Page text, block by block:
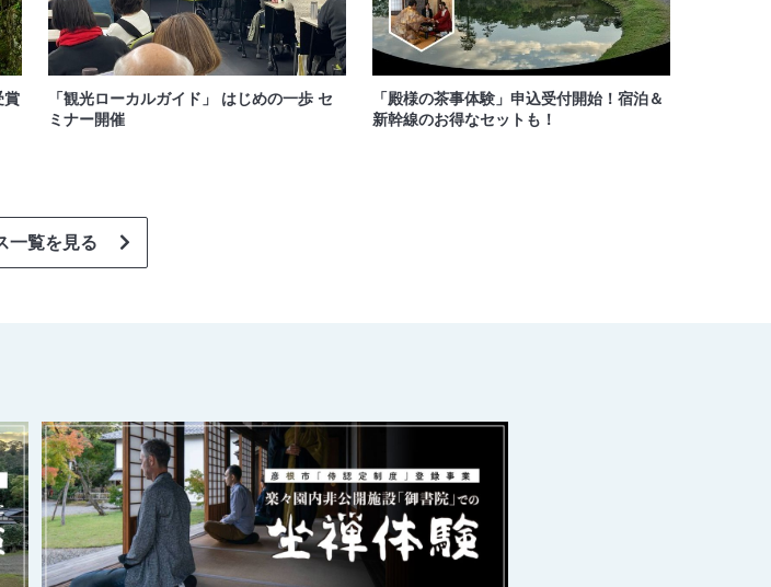
賞
「観光ローカルガイド」 はじめの一歩 セ
ミナー開催
「殿様の茶事体験」申込受付開始！宿泊＆
新幹線のお得なセットも！
一覧を見る